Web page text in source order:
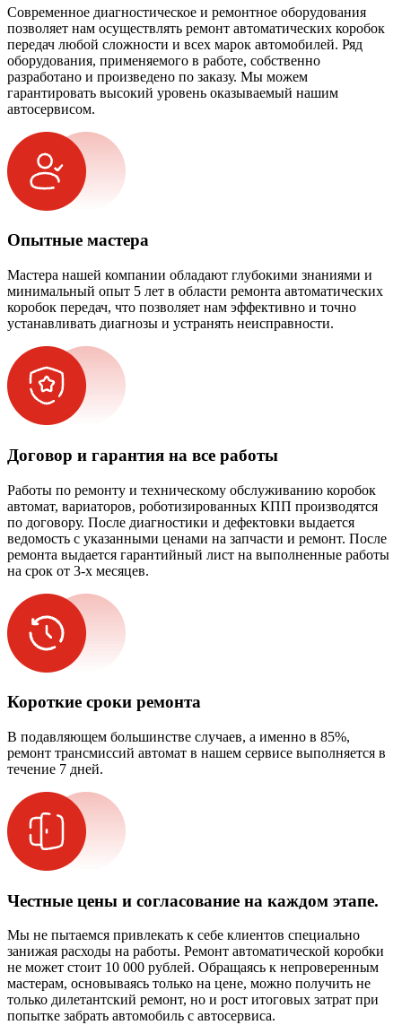
Современное диагностическое и ремонтное оборудования
позволяет нам осуществлять ремонт автоматических коробок
передач любой сложности и всех марок автомобилей. Ряд
оборудования, применяемого в работе, собственно
разработано и произведено по заказу. Мы можем
гарантировать высокий уровень оказываемый нашим
автосервисом.
Опытные мастера
Мастера нашей компании обладают глубокими знаниями и
минимальный опыт 5 лет в области ремонта автоматических
коробок передач, что позволяет нам эффективно и точно
устанавливать диагнозы и устранять неисправности.
Договор и гарантия на все работы
Работы по ремонту и техническому обслуживанию коробок
автомат, вариаторов, роботизированных КПП производятся
по договору. После диагностики и дефектовки выдается
ведомость с указанными ценами на запчасти и ремонт. После
ремонта выдается гарантийный лист на выполненные работы
на срок от 3-х месяцев.
Короткие сроки ремонта
В подавляющем большинстве случаев, а именно в 85%,
ремонт трансмиссий автомат в нашем сервисе выполняется в
течение 7 дней.
Честные цены и согласование на каждом этапе.
Мы не пытаемся привлекать к себе клиентов специально
занижая расходы на работы. Ремонт автоматической коробки
не может стоит 10 000 рублей. Обращаясь к непроверенным
мастерам, основываясь только на цене, можно получить не
только дилетантский ремонт, но и рост итоговых затрат при
попытке забрать автомобиль с автосервиса.